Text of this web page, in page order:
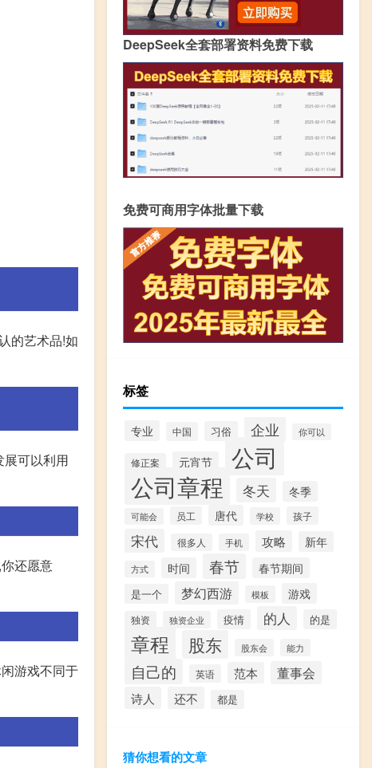
的艺术品!如
可以利用
还愿意
游戏不同于
DeepSeek全套部署资料免费下载
免费可商用字体批量下载
标签
专业 中国 习俗 企业 你可以
修正案 元宵节 公司
公司章程 冬天 冬季
可能会 员工 唐代 学校 孩子
宋代 很多人 手机 攻略 新年
方式 时间 春节 春节期间
是一个 梦幻西游 模板 游戏
独资 独资企业 疫情 的人 的是
章程 股东 股东会 能力
自己的 英语 范本 董事会
诗人 还不 都是
猜你想看的文章